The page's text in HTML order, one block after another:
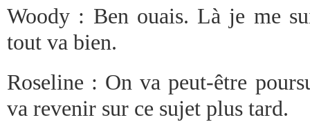
Woody : Ben ouais. Là je me
tout va bien.
Roseline : On va peut-être
va revenir sur ce sujet plus tard.